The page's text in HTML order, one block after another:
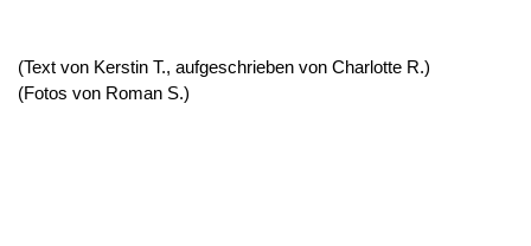
(Text von Kerstin T., aufgeschrieben von Charlotte R.)
(Fotos von Roman S.)